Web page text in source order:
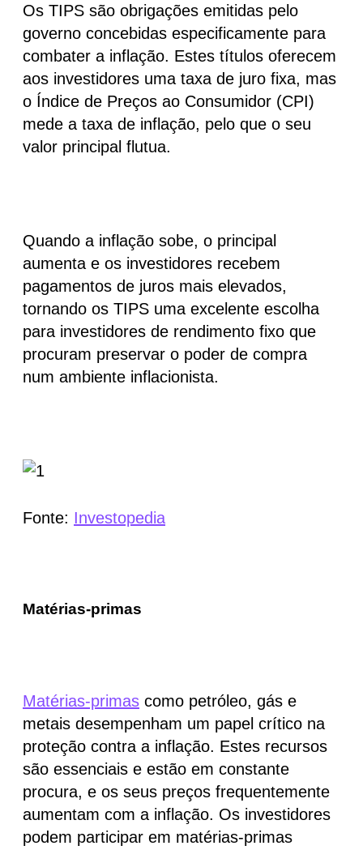
Os TIPS são obrigações emitidas pelo
governo concebidas especificamente para
combater a inflação. Estes títulos oferecem
aos investidores uma taxa de juro fixa, mas
o Índice de Preços ao Consumidor (CPI)
mede a taxa de inflação, pelo que o seu
valor principal flutua.
Quando a inflação sobe, o principal
aumenta e os investidores recebem
pagamentos de juros mais elevados,
tornando os TIPS uma excelente escolha
para investidores de rendimento fixo que
procuram preservar o poder de compra
num ambiente inflacionista.
Fonte: Investopedia
Matérias-primas
Matérias-primas como petróleo, gás e
metais desempenham um papel crítico na
proteção contra a inflação. Estes recursos
são essenciais e estão em constante
procura, e os seus preços frequentemente
aumentam com a inflação. Os investidores
podem participar em matérias-primas